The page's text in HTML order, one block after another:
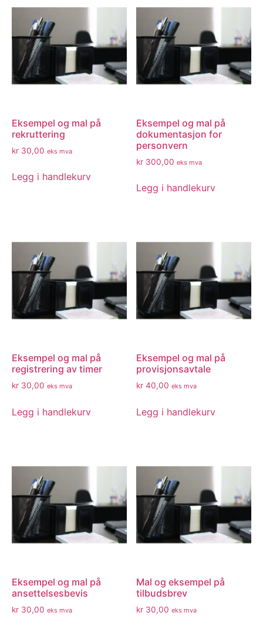
Eksempel og mal på
rekruttering
kr 30,00 eks mva
Legg i handlekurv
Eksempel og mal på
dokumentasjon for
personvern
kr 300,00 eks mva
Legg i handlekurv
Eksempel og mal på
registrering av timer
kr 30,00 eks mva
Legg i handlekurv
Eksempel og mal på
provisjonsavtale
kr 40,00 eks mva
Legg i handlekurv
Eksempel og mal på
ansettelsesbevis
kr 30,00 eks mva
Mal og eksempel på
tilbudsbrev
kr 30,00 eks mva